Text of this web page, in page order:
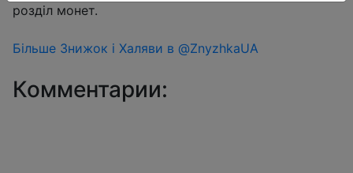
розділ монет.
Більше Знижок і Халяви в @ZnyzhkaUA
Комментарии: